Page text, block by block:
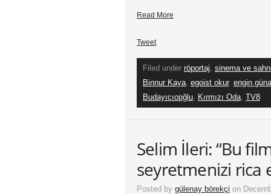
Read More
Tweet
Filed under röportaj, sinema ve
Binnur Kaya, egoist okur, engin
Budayıcıopğlu, Kırmızı Oda, TV8
Selim İleri: “Bu
seyretmenizi rica
Posted by gülenay börekçi on